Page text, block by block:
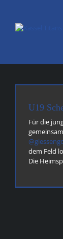
springen
U19
Für die
dem Feld
Die